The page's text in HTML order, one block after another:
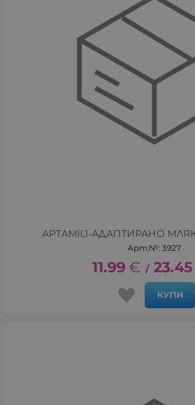
APTAMIL1-АДАПТИРАНО
Арт.№: 3927
11.99 € / 23.45
КУПИ